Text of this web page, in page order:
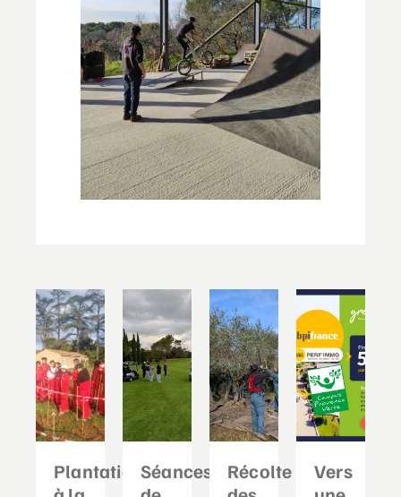
PlantationSéances
Récolte
Vers